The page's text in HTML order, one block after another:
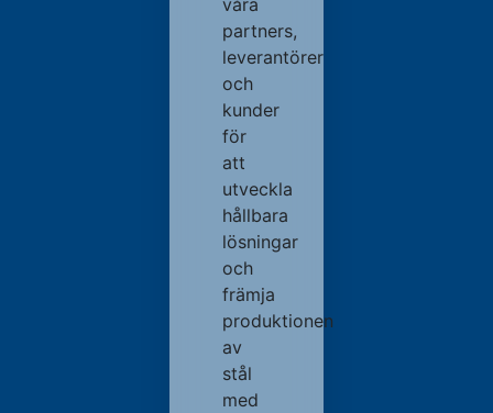
partners,
leverantörer
och
kunder
för
att
utveckla
hållbara
lösningar
och
främja
produktionen
av
stål
med